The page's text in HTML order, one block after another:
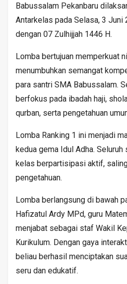
Babussalam Pekanbaru
Antarkelas pada Selasa, 3 Juni
dengan 07 Zulhijjah 1446 H.
Lomba bertujuan memperkuat
menumbuhkan semangat
para santri SMA Babussalam.
berfokus pada ibadah haji,
qurban, serta pengetahuan
Lomba Ranking 1 ini menjadi
kedua gema Idul Adha.
kelas berpartisipasi aktif,
pengetahuan.
Lomba berlangsung di bawah
Hafizatul Ardy MPd, guru
menjabat sebagai staf Wakil
Kurikulum. Dengan gaya
beliau berhasil menciptakan
seru dan edukatif.